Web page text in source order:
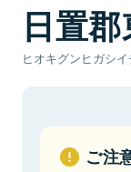
日置
ヒオキグンヒガシ
ご注